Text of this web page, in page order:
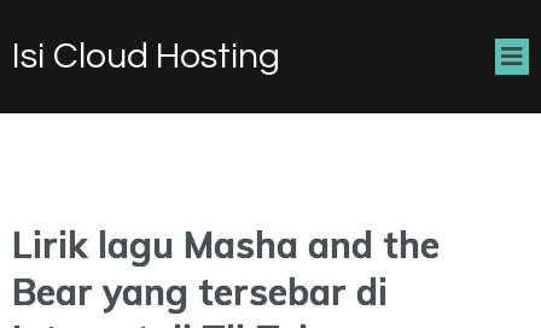
Isi Cloud Hosting
Lirik lagu Masha and the
Bear yang tersebar di